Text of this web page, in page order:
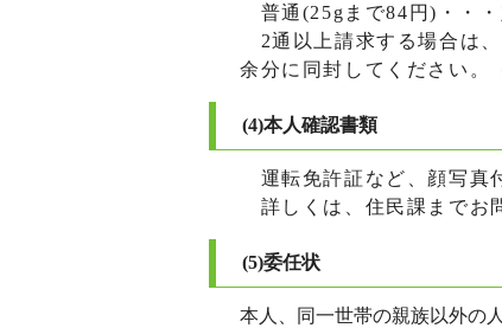
普通(25gまで84円)・・
2通以上請求する場合は
余分に同封してください。
(4)本人確認書類
運転免許証など、顔写真
詳しくは、住民課までお
(5)委任状
本人、同一世帯の親族以外の